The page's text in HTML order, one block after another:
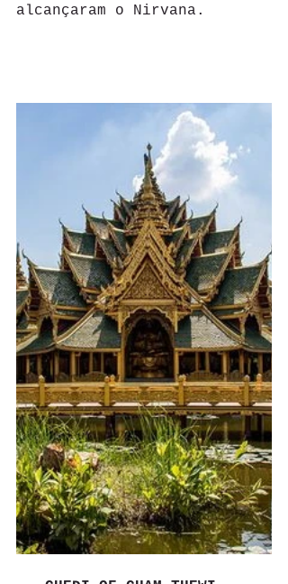
alcançaram o Nirvana.